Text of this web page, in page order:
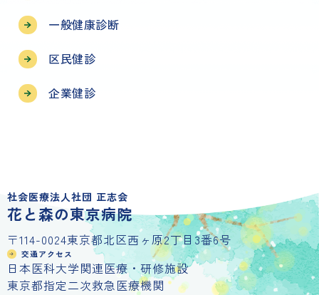
一般健康診断
区民健診
企業健診
社会医療法人社団 正志会
花と森の東京病院
〒114-0024東京都北区西ヶ原2丁目3番6号
交通アクセス
日本医科大学関連医療・研修施設
東京都指定二次救急医療機関